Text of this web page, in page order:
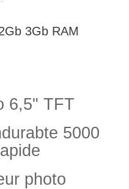
3Gb RAM
6,5" TFT
5000
photo